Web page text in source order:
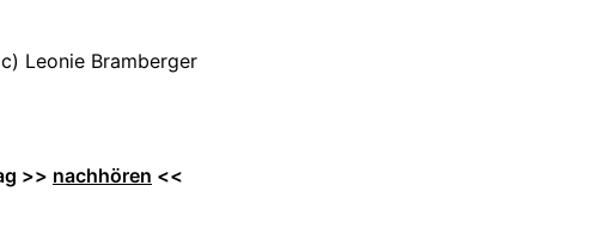
Leonie Bramberger
>> nachhören <<